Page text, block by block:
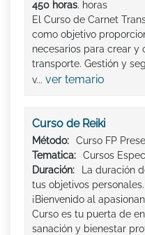
450 horas. horas
El Curso de Carnet
como objetivo
necesarios para crear y
transporte. Gestión y
v... ver temario
Curso de Reiki
Método:
Curso FP
Tematica:
Cursos
Duración:
La duración
tus objetivos
¡Bienvenido al
Curso es tu puerta de
sanación y bienestar